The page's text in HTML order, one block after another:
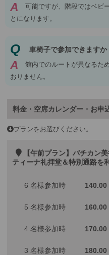
A
可能ですが、階段ではベビ
とになります。
Q 車椅子で参加できますか
A
館内でのルートが異なるた
おりません。
料金・空席カレンダー・お申
プランをお選びください。
【午前プラン】バチカン
ティーナ礼拝堂＆特別通路を
6 名様参加時 140.00
5 名様参加時 160.00
4 名様参加時 170.00
3 名様参加時 180.00